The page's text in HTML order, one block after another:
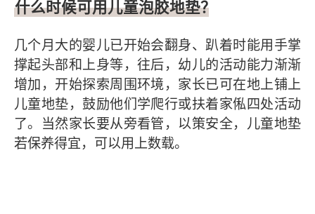
什么时候可用儿童泡胶地垫？
几个月大的婴儿已开始会翻身、趴着时能用手掌
撑起头部和上身等，往后，幼儿的活动能力渐渐
增加，开始探索周围环境，家长已可在地上铺上
儿童地垫，鼓励他们学爬行或扶着家俬四处活动
了。当然家长要从旁看管，以策安全，儿童地垫
若保养得宜，可以用上数载。